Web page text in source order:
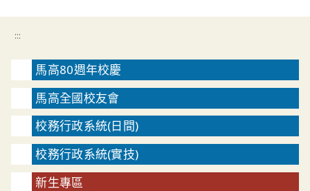
:::
馬高80週年校慶
馬高全國校友會
校務行政系統(日間)
校務行政系統(實技)
新生專區